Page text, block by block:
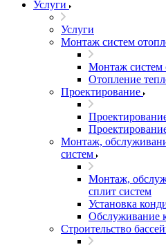
Услуги
Услуги
Монтаж систем
Монтаж систем
Отопление
Проектирование
Монтаж,
систем
Монтаж,
сплит систем
Установка
Обслуживание
Строительство